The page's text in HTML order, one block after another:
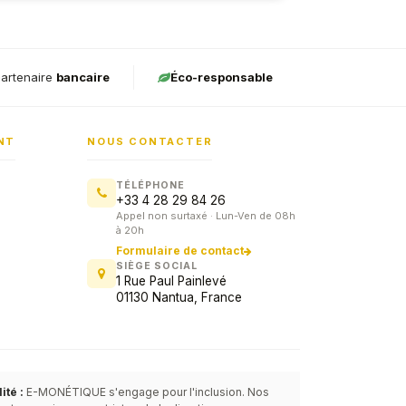
bancaire Éco-responsable
NOUS CONTACTER
TÉLÉPHONE
+33 4 28 29 84 26
Appel non surtaxé · Lun-Ven de 08h
à 20h
Formulaire de contact
SIÈGE SOCIAL
1 Rue Paul Painlevé
01130 Nantua, France
: E-MONÉTIQUE s'engage pour l'inclusion. Nos